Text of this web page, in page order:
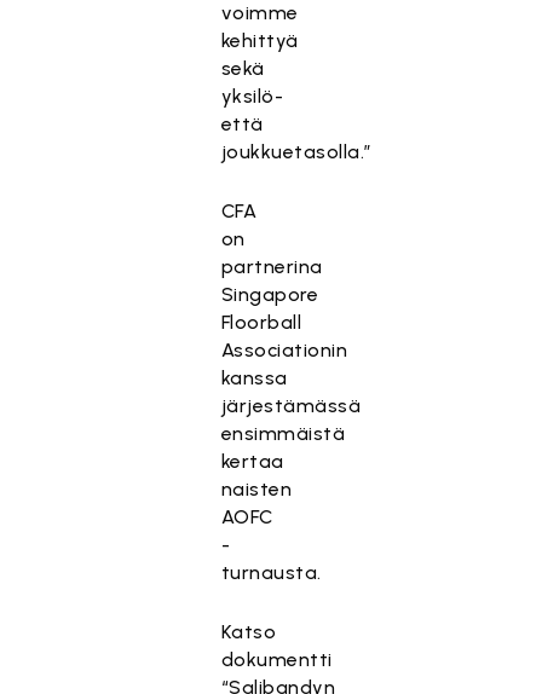
voimme
kehittyä
sekä
yksilö-
että
joukkuetasolla.”
CFA
on
partnerina
Singapore
Floorball
Associationin
kanssa
järjestämässä
ensimmäistä
kertaa
naisten
AOFC
-
turnausta.
Katso
dokumentti
“Salibandyn
ä
m
t
ö
o
n
e
s
t
e
t
t
y
k
s
k